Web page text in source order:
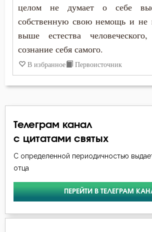
Благочестие
Блуд
Богородица
Богоугождение
Игнатий Брянчанинов
Иларион Оптинский (Пономарёв)
Иоанн Златоуст
Иоанн Лествичник
Иосиф Оптинский (Литовкин)
Исаак Сирин Ниневийский
Исидор Пелусиот
Макарий Великий
целом не думает о себе
собственную свою немощь и не
выше естества
сознание себя самого.
В избранное Первоисточник
Телеграм канал
с цитатами святых
С определенной периодичностью
отца
ПЕРЕЙТИ В ТЕЛЕГРАМ